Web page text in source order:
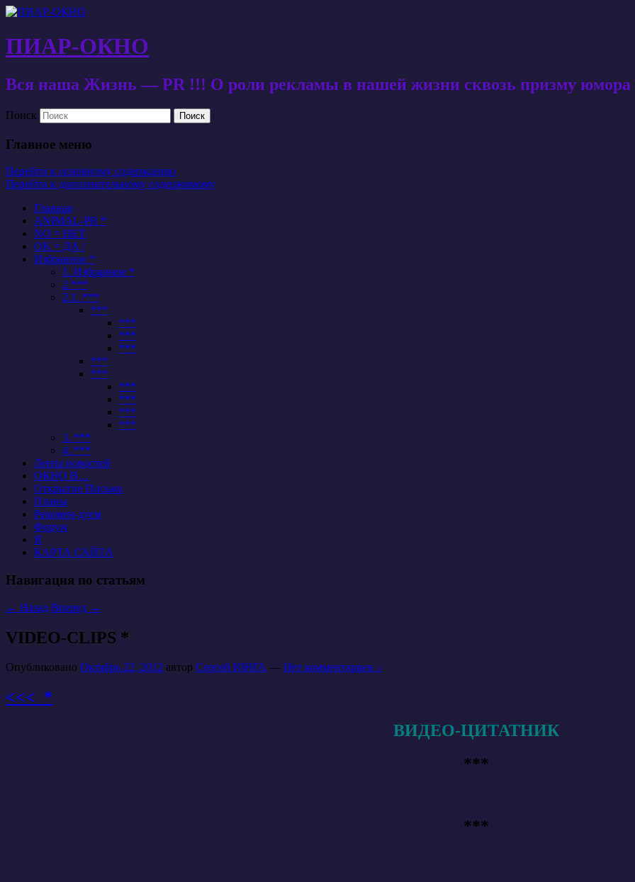
ПИАР-ОКНО
Вся наша Жизнь — PR !!! О роли рекламы в нашей жизни сквозь призму юмора
Поиск
Главное меню
Перейти к основному содержанию
Перейти к дополнительному содержимому
Главная
ANIMAL-PR *
NO = НЕТ
OK = ДА /
Избранное *
1. Избранное *
2 ***
2.1. ***
***
***
***
***
***
***
***
***
***
***
3. ***
4. ***
Лента новостей
ОКНО В…
Открытое Письмо
Планы
Рекомен-дуем
Форум
Я
КАРТА САЙТА
Навигация по статьям
← Назад Вперед →
VIDEO-CLIPS *
Опубликовано Октябрь 22, 2012 автор Сергей ЮНГА — Нет комментариев ↓
<<< *
ВИДЕО-ЦИТАТНИК
***
***